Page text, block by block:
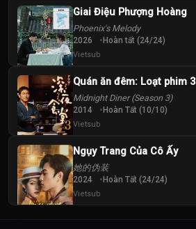
Giai Điệu Phượng Hoàng
Phoenix's Melody
2026 Hoàn tất (24/24)
Vietsub
Quán ăn đêm: Loạt phim 3
Midnight Diner (Season 3)
2014 Hoàn Tất (10/10)
Vietsub
Ngụy Trang Của Cô Ấy
她的伪装
2024 Hoàn Tất (24/24)
Vietsub